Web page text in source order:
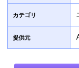
カテゴリ
提供元